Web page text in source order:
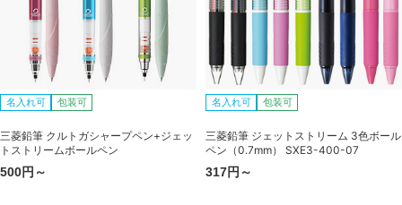
名入れ可 包装可
三菱鉛筆 クルトガシャープペン+ジェッ
トストリームボールペン
500円～
名入れ可 包装可
三菱鉛筆 ジェットストリーム 3色ボール
ペン（0.7mm） SXE3-400-07
317円～